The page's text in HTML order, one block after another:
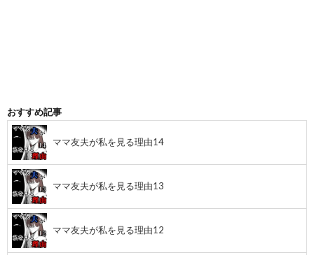
おすすめ記事
ママ友夫が私を見る理由14
ママ友夫が私を見る理由13
ママ友夫が私を見る理由12